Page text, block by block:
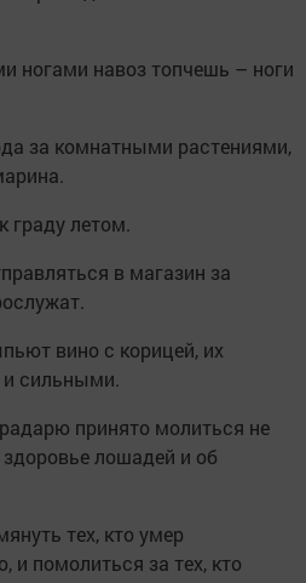
ногами навоз топчешь – ноги
за комнатными растениями,
граду летом.
в магазин за
вино с корицей, их
и сильными.
принято молиться не
лошадей и об
тех, кто умер
и помолиться за тех, кто